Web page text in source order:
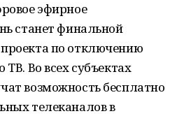
эфирное
станет финальной
по отключению
ТВ. Во всех субъектах
возможность бесплатно
телеканалов в